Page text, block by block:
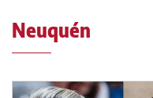
Neuquén